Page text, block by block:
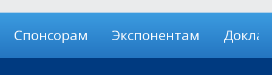
Спонсорам Экспонентам